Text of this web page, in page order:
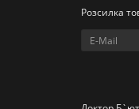
Розсилка